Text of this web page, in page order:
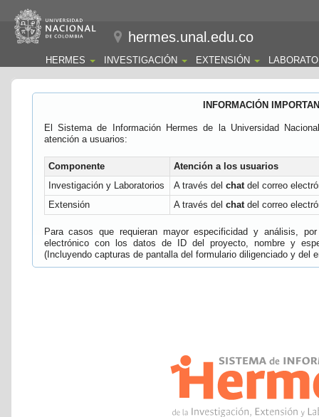
hermes.unal.edu.co
HERMES INVESTIGACIÓN EXTENSIÓN
INFORMACIÓN
El Sistema de Información Hermes de la Universidad
atención a usuarios:
Componente
Atención a los usuarios
Investigación y Laboratorios
A través del chatdel correo
Extensión
A través del chatdel correo
Para casos que requieran mayor especificidad y análisis,
electrónico con los datos de ID del proyecto, nombre y
(Incluyendo capturas de pantalla del formulario diligenciado y del